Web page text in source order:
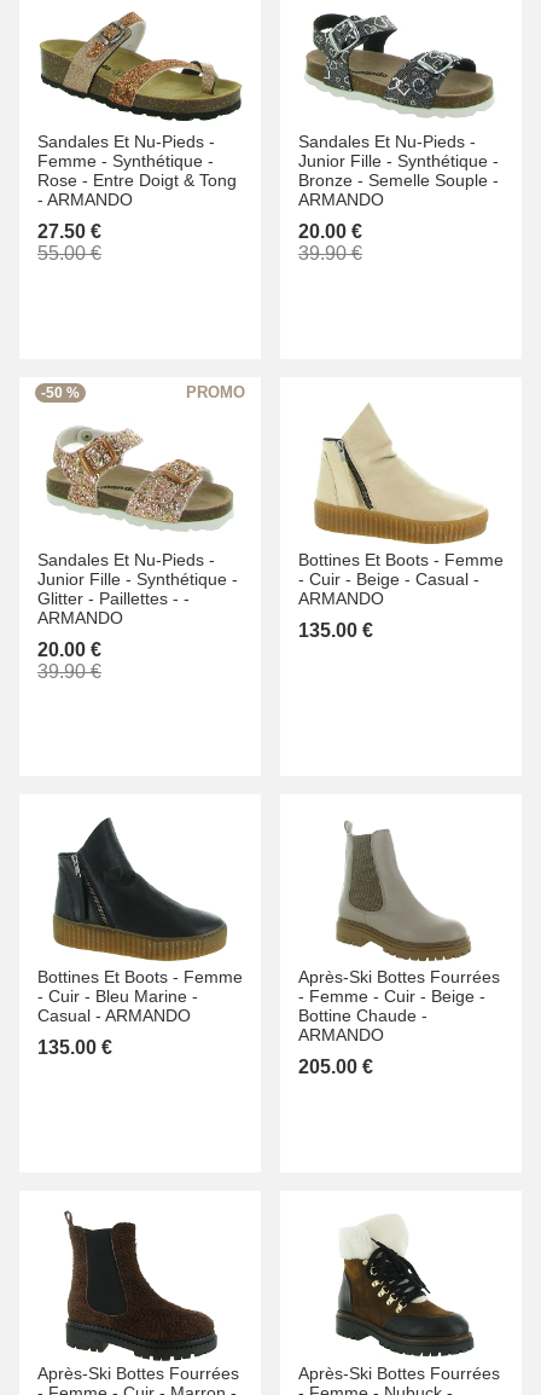
Sandales Et Nu-Pieds -
Femme - Synthétique -
Rose - Entre Doigt & Tong
- ARMANDO
27.50 €
55.00 €
Sandales Et Nu-Pieds -
Junior Fille - Synthétique -
Bronze - Semelle Souple -
ARMANDO
20.00 €
39.90 €
-50 %
Sandales Et Nu-Pieds -
Junior Fille - Synthétique -
Glitter - Paillettes - -
ARMANDO
20.00 €
39.90 €
Bottines Et Boots - Femme
- Cuir - Beige - Casual -
ARMANDO
135.00 €
Bottines Et Boots - Femme
- Cuir - Bleu Marine -
Casual - ARMANDO
135.00 €
Après-Ski Bottes Fourrées
- Femme - Cuir - Beige -
Bottine Chaude -
ARMANDO
205.00 €
Après-Ski Bottes Fourrées
Après-Ski Bottes Fourrées